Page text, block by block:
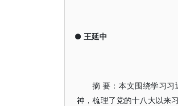
● 王延中
摘 要：本文围绕学习
神，梳理了党的十八大以来